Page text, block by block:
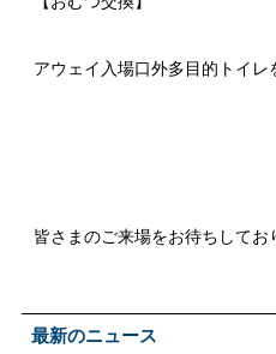
アウェイ入場口外多目的トイレ
皆さまのご来場をお待ちしてお
最新のニュース